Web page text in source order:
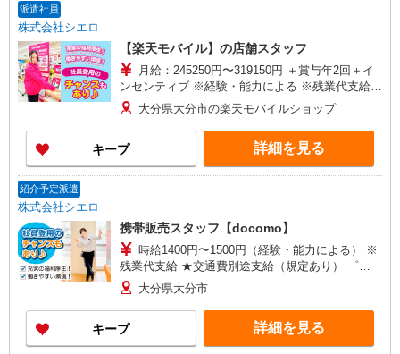
派遣社員
株式会社シエロ
【楽天モバイル】の店舗スタッフ
月給：245250円〜319150円 ＋賞与年2回＋イ
ンセンティブ ※経験・能力による ※残業代支給
★交通費別途支給（規定あり） ゜+゜・。○。・゜
+゜・。○。・゜+゜ 入社祝い金10万円支給(規定
有) お友達を紹介頂くと, インセンティブ支給(規定
有) ゜・。○。・゜+゜・。○。・゜+゜
大分県大分市の楽天モバイルショップ
キープ 詳細を見る
紹介予定派遣
株式会社シエロ
携帯販売スタッフ【docomo】
時給1400円〜1500円（経験・能力による） ※
残業代支給 ★交通費別途支給（規定あり） ゜
+゜・。○。・゜+゜・。○。・゜+゜ 入社祝い金10
万円支給(規定有) お友達を紹介頂くと, インセンテ
ィブ支給(規定有) ★月2回払い・週払い可能（規程
有）★ ゜・。○。・゜+゜・。○。・゜+゜
大分県大分市
キープ 詳細を見る